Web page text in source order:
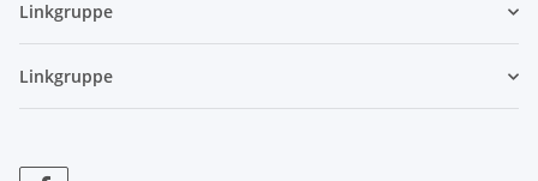
Linkgruppe
Linkgruppe